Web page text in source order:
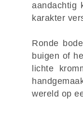
aandachtig
karakter
Ronde
buigen of
lichte
wereld op